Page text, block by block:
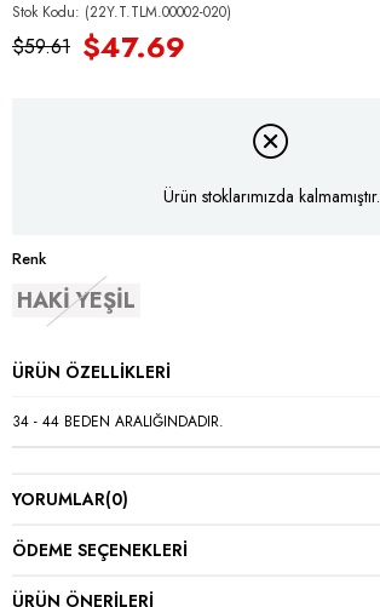
Stok Kodu (22Y.T.TLM.00002-020)
$59.61 $47.69
Ürün stoklarımızda kalmamıştır.
Renk
HAKİ YEŞİL
ÜRÜN ÖZELLIKLERI
34 - 44 BEDEN ARALIĞINDADIR.
YORUMLAR(0)
ÖDEME SEÇENEKLERI
ÜRÜN ÖNERILERI